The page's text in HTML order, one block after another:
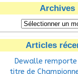
Archives
Articles
Dewalle remporte
titre de